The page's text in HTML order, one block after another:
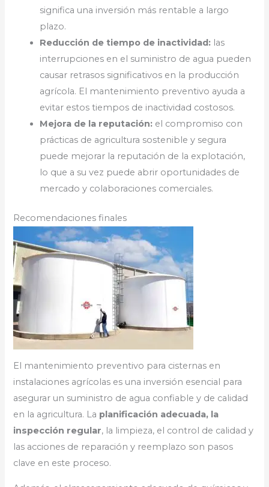
significa una inversión más rentable a largo
plazo.
Reducción de tiempo de inactividad: las
interrupciones en el suministro de agua pueden
causar retrasos significativos en la producción
agrícola. El mantenimiento preventivo ayuda a
evitar estos tiempos de inactividad costosos.
Mejora de la reputación: el compromiso con
prácticas de agricultura sostenible y segura
puede mejorar la reputación de la explotación,
lo que a su vez puede abrir oportunidades de
mercado y colaboraciones comerciales.
Recomendaciones finales
El mantenimiento preventivo para cisternas en
instalaciones agrícolas es una inversión esencial para
asegurar un suministro de agua confiable y de calidad
en la agricultura. La planificación adecuada, la
inspección regular, la limpieza, el control de calidad y
las acciones de reparación y reemplazo son pasos
clave en este proceso.